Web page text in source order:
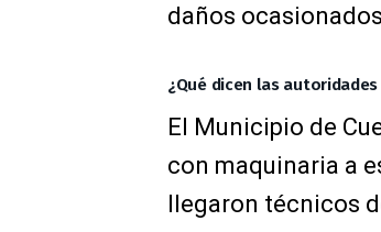
daños
¿Qué dicen las
El Municipio de
con maquinaria a
llegaron técnicos